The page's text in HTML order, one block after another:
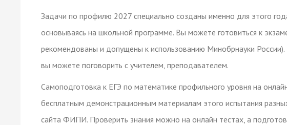
Задачи по профилю 2027 специально созданы именно для этого
основываясь на школьной программе. Вы можете готовиться к
рекомендованы и допущены к использованию Минобрнауки России).
вы можете поговорить с учителем, преподавателем.
Самоподготовка к ЕГЭ по математике профильного уровня на
бесплатным демонстрационным материалам этого испытания
сайта ФИПИ. Проверить знания можно на онлайн тестах, а